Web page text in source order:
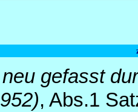
gefasst
, Abs.1